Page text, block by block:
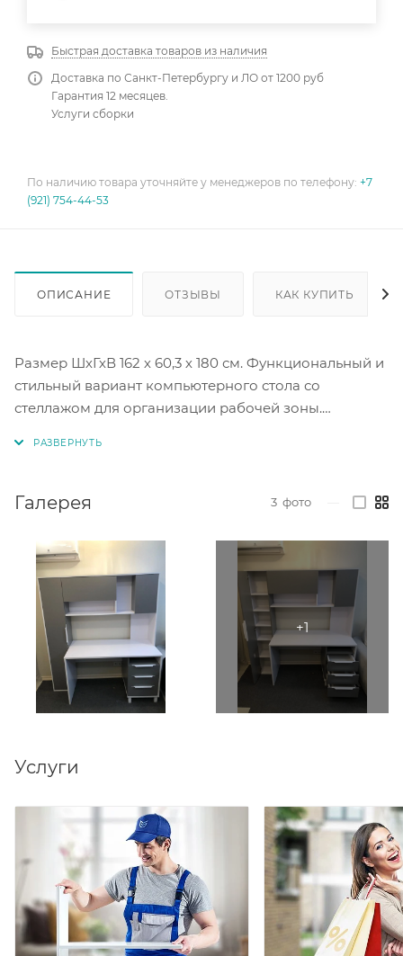
Быстрая доставка товаров из наличия
Доставка по Санкт-Петербургу и ЛО от 1200 руб
Гарантия 12 месяцев.
Услуги сборки
По наличию товара уточняйте у менеджеров по телефону: +7
(921) 754-44-53
ОПИСАНИЕ ОТЗЫВЫ КАК КУПИТЬ
Размер ШхГхВ 162 х 60,3 х 180 см. Функциональный и
стильный вариант компьютерного стола со
стеллажом для организации рабочей зоны.
Галерея 3 фото
Услуги